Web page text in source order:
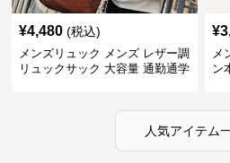
¥4,480 (税込)
メンズリュック メンズ レザー調
リュックサック 大容量 通勤通学
¥
メ
ン
人気アイテム